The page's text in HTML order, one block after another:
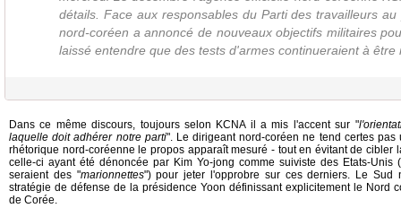
détails. Face aux responsables du Parti des travailleurs
nord-coréen a annoncé de nouveaux objectifs militaires
laissé entendre que des tests d'armes continueraient à être
Dans ce même discours, toujours selon KCNA il a mis l'accent sur "
laquelle doit adhérer notre parti". Le dirigeant nord-coréen ne tend certes
rhétorique nord-coréenne le propos apparaît mesuré - tout en évitant de cibler
celle-ci ayant été dénoncée par Kim Yo-jong comme suiviste des Etats-Unis
seraient des "marionnettes") pour jeter l'opprobre sur ces derniers. Le Sud
stratégie de défense de la présidence Yoon définissant explicitement le Nord
de Corée.